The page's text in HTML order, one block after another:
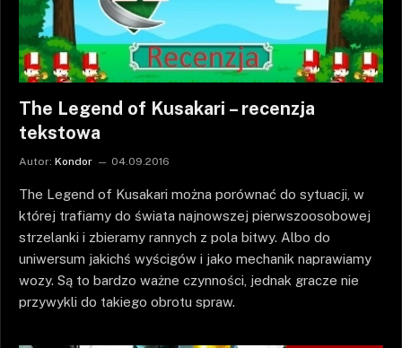
The Legend of Kusakari – recenzja
tekstowa
Autor: Kondor 04.09.2016
The Legend of Kusakari można porównać do sytuacji, w
której trafiamy do świata najnowszej pierwszoosobowej
strzelanki i zbieramy rannych z pola bitwy. Albo do
uniwersum jakichś wyścigów i jako mechanik naprawiamy
wozy. Są to bardzo ważne czynności, jednak gracze nie
przywykli do takiego obrotu spraw.